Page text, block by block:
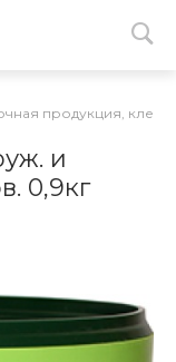
продукция, клей
и
0,9кг